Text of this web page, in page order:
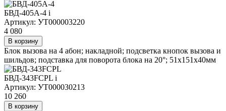
БВД-405А-4 i
Артикул: УТ000003220
4 080
В корзину
Блок вызова на 4 абон; накладной; подсветка кнопок вызова и
шильдов; подставка для поворота блока на 20°; 51х151х40мм
БВД-343FCPL i
Артикул: УТ000030213
10 260
В корзину